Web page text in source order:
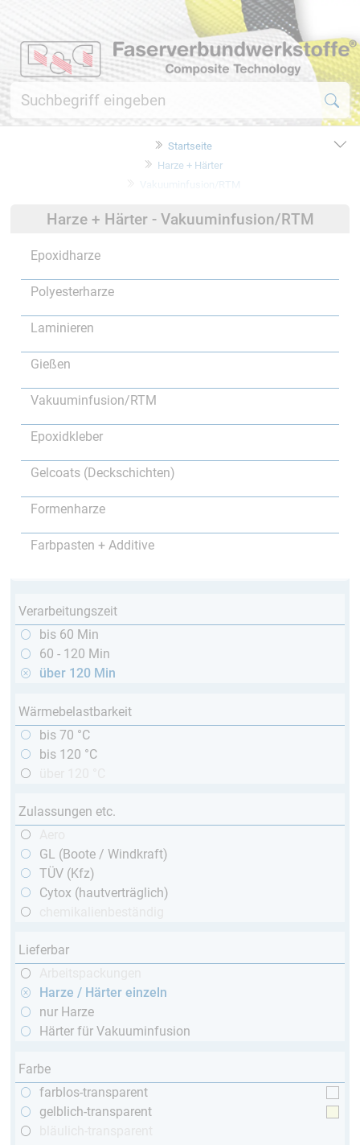
Startseite
Harze + Härter
Vakuuminfusion/RTM
Harze + Härter - Vakuuminfusion/RTM
Epoxidharze
Polyesterharze
Laminieren
Gießen
Vakuuminfusion/RTM
Epoxidkleber
Gelcoats (Deckschichten)
Formenharze
Farbpasten + Additive
Verarbeitungszeit
bis 60 Min
60 - 120 Min
über 120 Min
Wärmebelastbarkeit
bis 70 °C
bis 120 °C
Zulassungen etc.
GL (Boote / Windkraft)
TÜV (Kfz)
Cytox (hautverträglich)
Lieferbar
Harze / Härter einzeln
nur Harze
Härter für Vakuuminfusion
Farbe
farblos-transparent
gelblich-transparent